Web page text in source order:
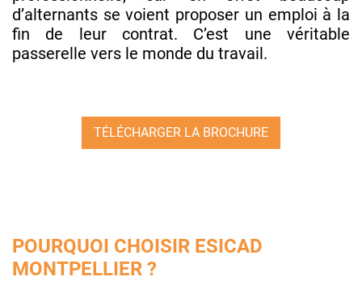
d’alternants se voient proposer un emploi à la
fin de leur contrat. C’est une véritable
passerelle vers le monde du travail.
TÉLÉCHARGER LA BROCHURE
POURQUOI CHOISIR ESICAD
MONTPELLIER ?